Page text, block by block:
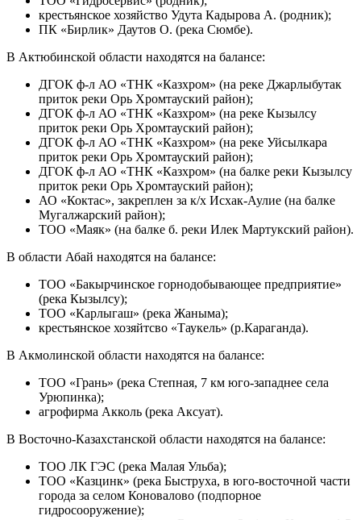
крестьянское хозяйство Удута Кадырова А. (родник);
ПК «Бирлик» Даутов О. (река Сюмбе).
В Актюбинской области находятся на балансе:
ДГОК ф-л АО «ТНК «Казхром» (на реке Джарлыбутак
приток реки Орь Хромтауский район);
ДГОК ф-л АО «ТНК «Казхром» (на реке Кызылсу
приток реки Орь Хромтауский район);
ДГОК ф-л АО «ТНК «Казхром» (на реке Уйсылкара
приток реки Орь Хромтауский район);
ДГОК ф-л АО «ТНК «Казхром» (на балке реки Кызылсу
приток реки Орь Хромтауский район);
АО «Коктас», закреплен за к/х Исхак-Аулие (на балке
Мугалжарский район);
ТОО «Маяк» (на балке б. реки Илек Мартукский район).
В области Абай находятся на балансе:
ТОО «Бакырчинское горнодобывающее предприятие»
(река Кызылсу);
ТОО «Карлыгаш» (река Жаныма);
крестьянское хозяйтсво «Таукель» (р.Караганда).
В Акмолинской области находятся на балансе:
ТОО «Грань» (река Степная, 7 км юго-западнее села
Урюпинка);
агрофирма Акколь (река Аксуат).
В Восточно-Казахстанской области находятся на балансе:
ТОО ЛК ГЭС (река Малая Ульба);
ТОО «Казцинк» (река Быструха, в юго-восточной части
города за селом Коновалово (подпорное
гидросооружение);